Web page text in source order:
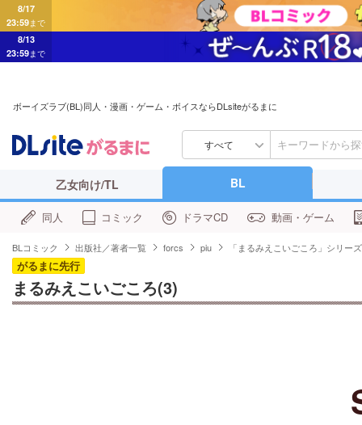
8/17
23:59まで
8/13
23:59まで
ボーイズラブ(BL)同人・漫画・ゲーム・ボイスならDLsiteがるまに
すべて
乙女向け/TL BL
同人 コミック ドラマCD 動画・ゲーム
BLコミック 出版社／著者一覧 forcs piu 「まるみえこいごころ」シリーズ
がるまに先行
まるみえこいごころ(3)